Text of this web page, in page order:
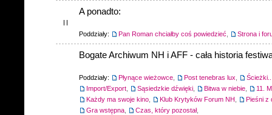
A ponadto:
Poddziały: Pan Roman chciałby coś powiedzieć Strona i
Bogate Archiwum NH i AFF - cała historia
Poddziały: Płynące wieżowce Post tenebras lux
Import/Export
Sąsiedzkie dźwięki Bitwa w niebie
11.
Każdy ma swoje kino
Klub Krytyków Forum NH
Pieśni z
Gra wstępna
Czas, który pozostał,